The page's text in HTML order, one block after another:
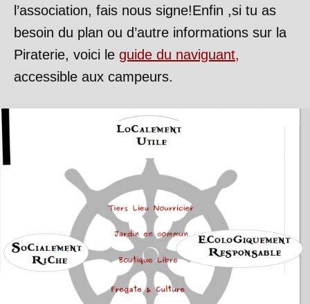
l’association, fais nous signe!Enfin ,si tu as
besoin du plan ou d’autre informations sur la
Piraterie, voici le guide du naviguant,
accessible aux campeurs.